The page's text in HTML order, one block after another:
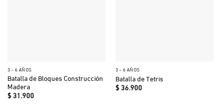
3 - 6 AÑOS
Batalla de Bloques Construcción
Madera
$31.900
3 - 6 AÑOS
Batalla de Tetris
$36.900